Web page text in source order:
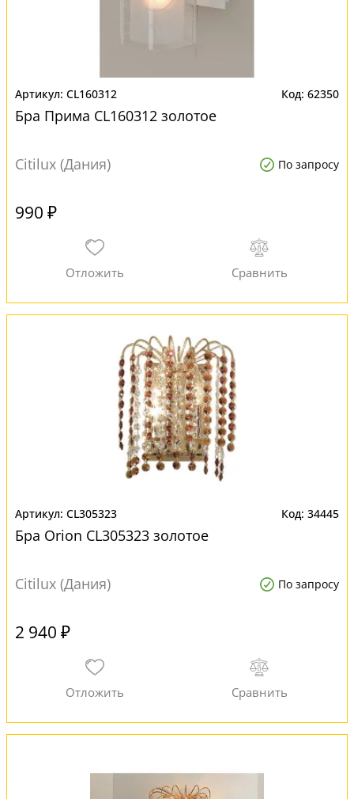
CL160312 62350
Бра Прима CL160312 золотое
Citilux (Дания) По запросу
990 ₽
CL305323 34445
Бра Orion CL305323 золотое
Citilux (Дания) По запросу
2 940 ₽